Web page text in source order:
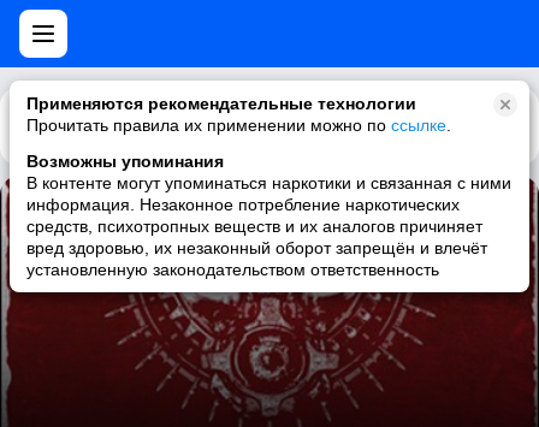
Применяются рекомендательные технологии
Прочитать правила их применении можно по ссылке
Возможны упоминания
В контенте могут упоминаться наркотики и связанная с ними
информация. Незаконное потребление наркотических
средств, психотропных веществ и их аналогов причиняет
вред здоровью, их незаконный оборот запрещён и влечёт
установленную законодательством ответственность
Каталог Рекомендации
Final Destination
Diabolic Art